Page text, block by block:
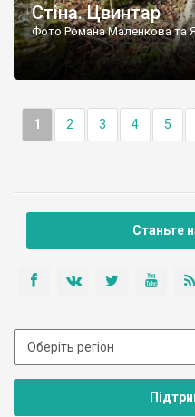
Стіна. Цвинтар
Фото Романа Маленкова та
1 2 3 4 5
Станьте